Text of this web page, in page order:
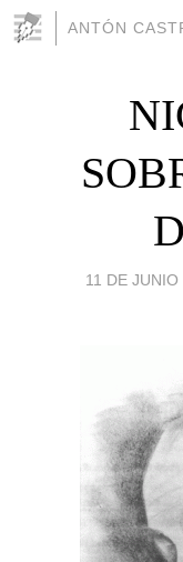
ANTÓN
11 DE